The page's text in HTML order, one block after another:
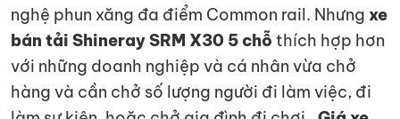
nghệ phun xăng đa điểm Common rail. Nhưng xe
bán tải Shineray SRM X30 5 chỗ thích hợp hơn
với những doanh nghiệp và cá nhân vừa chở
hàng và cần chở số lượng người đi làm việc, đi